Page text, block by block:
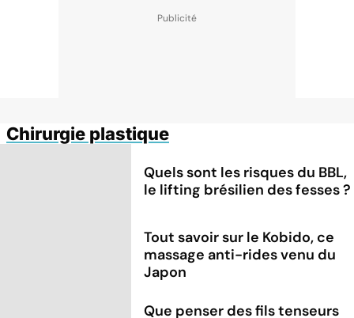
Chirurgie plastique
Quels sont les risques du BBL,
le lifting brésilien des fesses ?
Tout savoir sur le Kobido, ce
massage anti-rides venu du
Japon
Que penser des fils tenseurs